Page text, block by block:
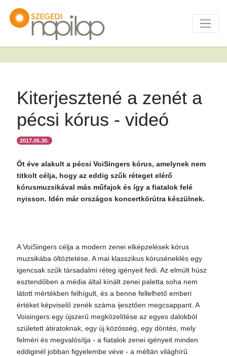
Kiterjesztené a zenét a
pécsi kórus - videó
2017.05.30.
Öt éve alakult a pécsi VoiSingers kórus, amelynek nem
titkolt célja, hogy az eddig szűk réteget elérő
kórusmuzsikával más műfajok és így a fiatalok felé
nyisson. Idén már országos koncertkörútra készülnek.
A VoiSingers célja a modern zenei elképzelések kórus
muzsikába öltöztetése. A mai klasszikus kóruséneklés egy
igencsak szűk társadalmi réteg igényeit fedi. Az elmúlt húsz
esztendőben a média által kínált zenei paletta soha nem
látott mértékben felhígult, és a benne fellelhető emberi
értéket képviselő zenék száma ijesztően megcsappant. A
Voisingers egy újszerű megközelítése az egyes dalokból
született átiratoknak, egy új közösség, egy döntés, mely
felméri és megvalósítja - a fiatalok zenei igényeit minden
eddiginél jobban figyelembe véve - a méltán világhírű